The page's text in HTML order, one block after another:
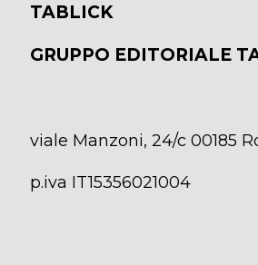
TABLICK
GRUPPO EDITORIALE
viale Manzoni, 24/c 00185
p.iva IT15356021004